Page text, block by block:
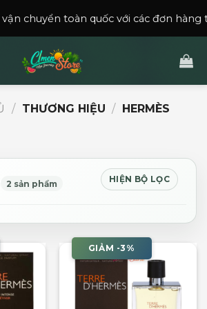
toàn quốc với các đơn hàng trên
/ THƯƠNG HIỆU / HERMÈS
2 sản phẩm HIỆN BỘ LỌC
GIẢM -3%